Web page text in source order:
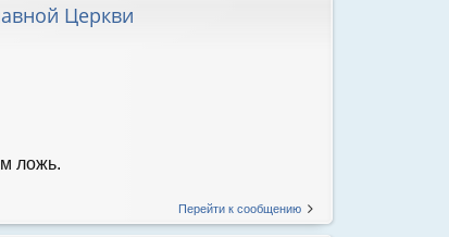
Церкви
ложь.
Перейти к сообщению